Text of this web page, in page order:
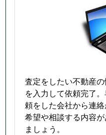
査定をしたい不動産
を入力して依頼完了
頼をした会社から連絡
希望や相談する内容
ましょう。